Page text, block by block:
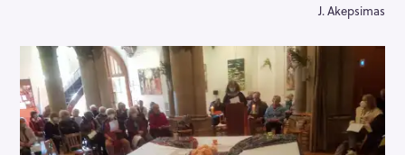
J. Akepsimas